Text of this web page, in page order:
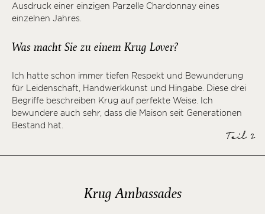
Ausdruck einer einzigen Parzelle Chardonnay eines
einzelnen Jahres.
Was macht Sie zu einem Krug Lover?
Ich hatte schon immer tiefen Respekt und Bewunderung
für Leidenschaft, Handwerkkunst und Hingabe. Diese drei
Begriffe beschreiben Krug auf perfekte Weise. Ich
bewundere auch sehr, dass die Maison seit Generationen
Bestand hat.
Teil 2
Krug Ambassades